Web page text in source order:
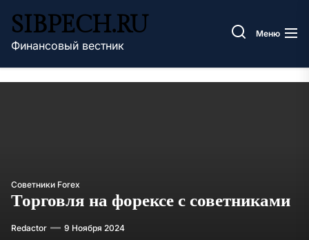
содержимому
SIBPECH.RU
Финансовый вестник
Меню
Советники Forex
Торговля на форексе с советниками
Redactor 9 Ноября 2024